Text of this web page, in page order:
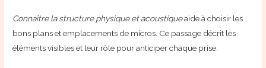
Connaître la structure physique et acoustiqueaide à choisir les
bons plans et emplacements de micros. Ce passage décrit les
éléments visibles et leur rôle pour anticiper chaque prise.